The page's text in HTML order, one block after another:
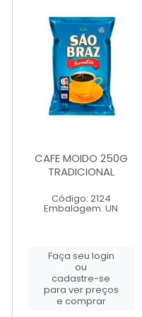
CAFE MOIDO 250G
TRADICIONAL
Código: 2124
Embalagem: UN
Faça seu login
ou
cadastre-se
para ver preços
e comprar